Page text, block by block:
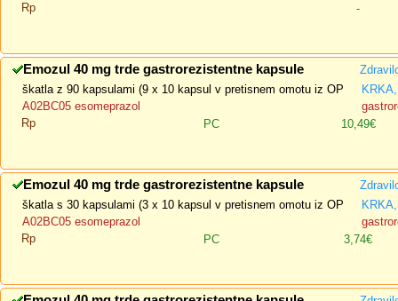
Rp
-
Emozul 40 mg trde gastrorezistentne kapsule
škatla z 90 kapsulami (9 x 10 kapsul v pretisnem omotu iz OP
A02BC05 esomeprazol
Rp
PC 10,49€
Emozul 40 mg trde gastrorezistentne kapsule
škatla s 30 kapsulami (3 x 10 kapsul v pretisnem omotu iz OP
A02BC05 esomeprazol
Rp
PC 3,74€